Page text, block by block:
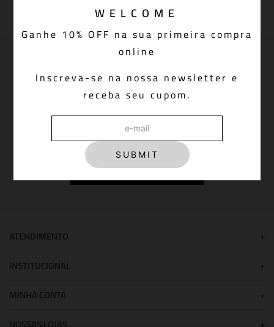
WELCOME
Ganhe 10% OFF na sua primeira compra
online
Inscreva-se na nossa newsletter e
receba seu cupom.
SUBMIT
Inscreva-se em nossa newsletter para receber
novidades, promoções e muito mais
Cadastrar
ATENDIMENTO
+
INSTITUCIONAL
+